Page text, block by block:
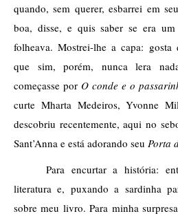
quando, sem querer, esbarrei em
boa, disse, e quis saber se era
folheava. Mostrei-lhe a capa: gosta
que sim, porém, nunca lera
começasse por O conde e o
curte Mharta Medeiros, Yvonne
descobriu recentemente, aqui no
Sant’Anna e está adorando seu Porta
Para encurtar a história:
literatura e, puxando a sardinha
sobre meu livro. Para minha